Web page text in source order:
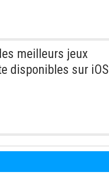
meilleurs jeux
disponibles sur iOS